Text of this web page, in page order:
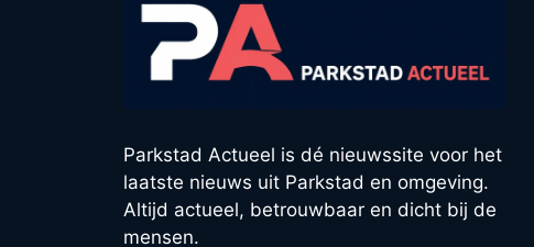
Parkstad Actueel is dé nieuwssite voor het
laatste nieuws uit Parkstad en omgeving.
Altijd actueel, betrouwbaar en dicht bij de
mensen.